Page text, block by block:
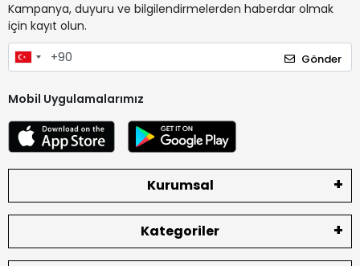
Kampanya, duyuru ve bilgilendirmelerden haberdar olmak
için kayıt olun.
Gönder
Mobil Uygulamalarımız
Kurumsal
Kategoriler